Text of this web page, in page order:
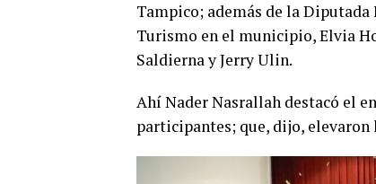
Tampico; además de la Diputada
Turismo en el municipio, Elvia
Saldierna y Jerry Ulin.
Ahí Nader Nasrallah destacó el
participantes; que, dijo,